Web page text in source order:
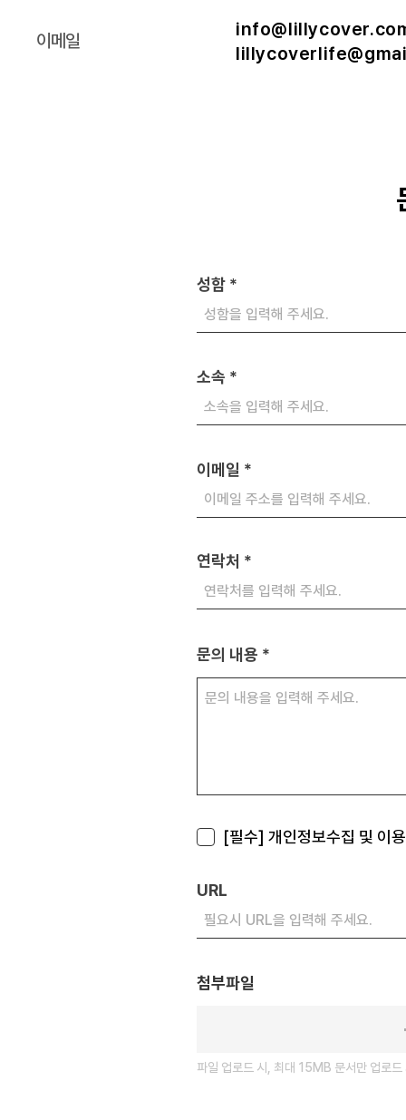
이메일
성함
소속
이메일
연락처
문의 내용
[필수] 개인정보수집 및 이
URL
첨부파일
파일 업로드 시, 최대 15MB 문서만 업로드